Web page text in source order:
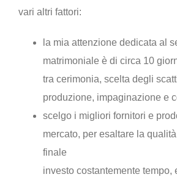
vari altri fattori:
la mia attenzione dedicata al
matrimoniale è di circa 10
tra cerimonia, scelta degli
produzione, impaginazione e
scelgo i migliori fornitori e
mercato, per esaltare la
finale
investo costantemente tempo,